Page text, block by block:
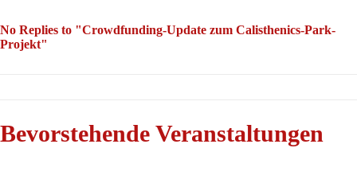
No Replies to "Crowdfunding-Update zum Calisthenics-Park-
Projekt"
Bevorstehende Veranstaltungen